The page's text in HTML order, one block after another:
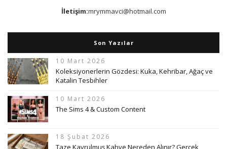
İletişim:mrymmavci@hotmail.com
Son Yazılar
10 Mart 2026
Koleksiyonerlerin Gözdesi: Kuka, Kehribar, Ağaç ve
Katalin Tesbihler
10 Mart 2026
The Sims 4 & Custom Content
18 Şubat 2026
Taze Kavrulmuş Kahve Nereden Alınır? Gerçek